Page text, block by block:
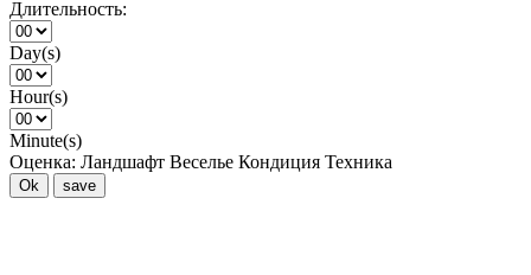
Длительность:
Day(s)
Hour(s)
Minute(s)
Оценка: Ландшафт Веселье Кондиция Техника
Ok save